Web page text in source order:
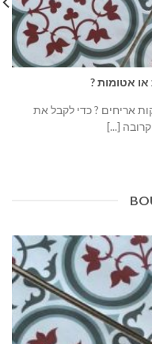
אטומות ?
אריחים ? כדי לקבל את
[...]